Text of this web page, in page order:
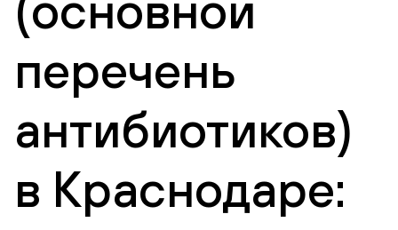
перечень
антибиотиков)
в Краснодаре: